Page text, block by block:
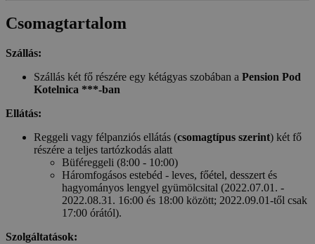
Csomagtartalom
Szállás:
Szállás két fő részére egy kétágyas szobában a Pension Pod
Kotelnica ***-ban
Ellátás:
Reggeli vagy félpanziós ellátás (csomagtípus szerint) két fő
részére a teljes tartózkodás alatt
Büféreggeli (8:00 - 10:00)
Háromfogásos estebéd - leves, főétel, desszert és
hagyományos lengyel gyümölcsital (2022.07.01. -
2022.08.31. 16:00 és 18:00 között; 2022.09.01-től csak
17:00 órától).
Szolgáltatások: